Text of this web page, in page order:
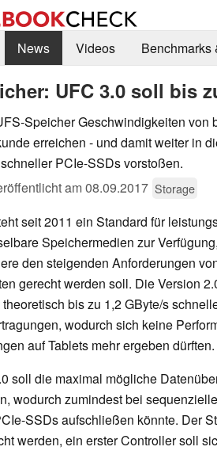
News Videos Benchmarks
UFC 3.0 soll bis
Speicher Geschwindigkeiten von
erreichen - und damit weiter in
PCIe-SSDs vorstoßen.
am08.09.2017 Storage
seit 2011 ein Standard für
Speichermedien zur
den steigenden Anforderungen
gerecht werden soll. Die Version
theoretisch bis zu 1,2 GByte/s
wodurch sich keine
auf Tablets mehr ergeben dürften.
soll die maximal mögliche
wodurch zumindest bei
SSDs aufschließen könnte. Der
werden, ein erster Controller soll